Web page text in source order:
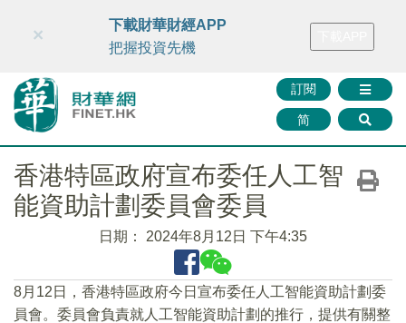
財華智庫網 FINTV FINMETA 財華證券 媒體矩陣
訂閱
简
×
下載財華財經APP
把握投資先機
香港特區政府宣布委任人工智
能資助計劃委員會委員
日期： 2024年8月12日 下午4:35
8月12日，香港特區政府今日宣布委任人工智能資助計劃委
員會。委員會負責就人工智能資助計劃的推行，提供有關整